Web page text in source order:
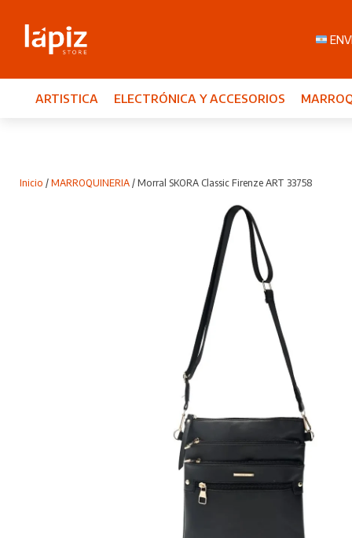
ARTISTICA ELECTRÓNICA Y ACCESORIOS
Inicio / MARROQUINERIA / Morral SKORA Classic Firenze ART 33758